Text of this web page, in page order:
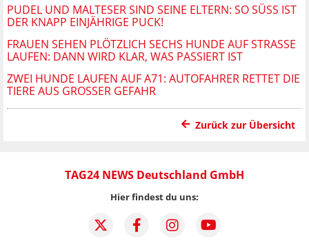
PUDEL UND MALTESER SIND SEINE ELTERN: SO SÜSS IST D
ER KNAPP EINJÄHRIGE PUCK!
FRAUEN SEHEN PLÖTZLICH SECHS HUNDE AUF STRASSE L
AUFEN: DANN WIRD KLAR, WAS PASSIERT IST
ZWEI HUNDE LAUFEN AUF A71: AUTOFAHRER RETTET DIE
TIERE AUS GROSSER GEFAHR
Zurück zur Übersicht
TAG24 NEWS Deutschland GmbH
Hier findest du uns: